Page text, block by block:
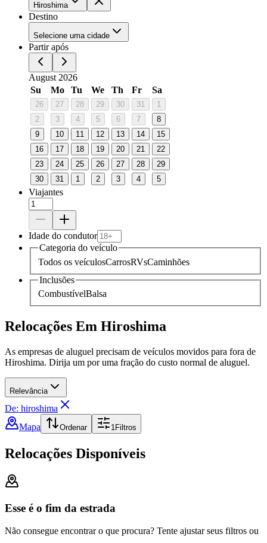
Hiroshima
Destino
Selecione uma cidade
Partir após
August 2026
Su
Mo Tu We Th Fr Sa
26 27 28 29 30 31
1
2
3 4 5 6 7
8
9
10 11 12 13 14
15
16
17 18 19 20 21
22
23
24 25 26 27 28
29
30
31 1 2 3 4 5
Viajantes
Idade do condutor
Categoria do veículo
Todos os veículosCarrosRVsCaminhões
Inclusões
CombustívelBalsa
Relocações Em Hiroshima
As empresas de aluguel precisam de veículos movidos para fora de
Hiroshima. Dirija um por uma fração do custo normal de aluguel.
Relevância
De: hiroshima
Mapa
Ordenar 1Filtros
Relocações Disponíveis
Esse é o fim da estrada
Não consegue encontrar o que procura? Tente ajustar seus filtros ou